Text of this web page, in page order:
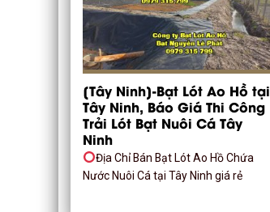
[Tây Ninh]-Bạt Lót Ao Hồ tại
Tây Ninh, Báo Giá Thi Công
Trải Lót Bạt Nuôi Cá Tây
Ninh
Địa Chỉ Bán Bạt Lót Ao Hồ Chứa
Nước Nuôi Cá tại Tây Ninh giá rẻ